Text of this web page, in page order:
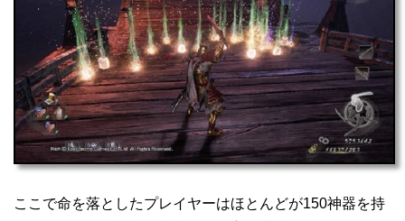
ここで命を落としたプレイヤーはほとんどが150神器を持